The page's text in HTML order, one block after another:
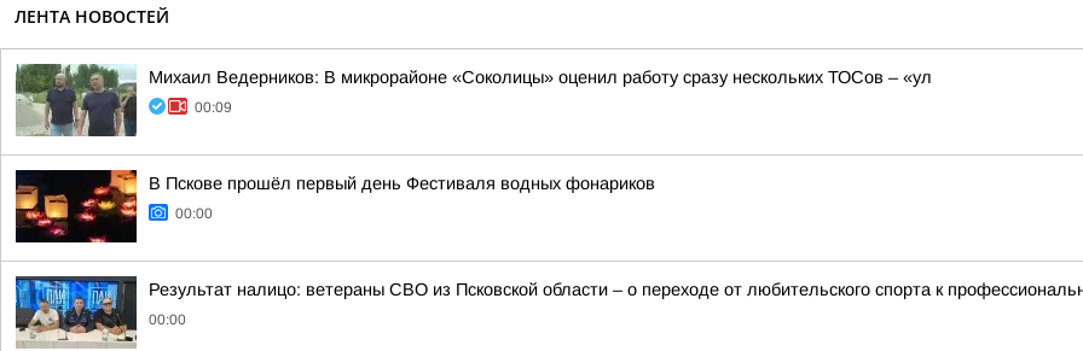
ЛЕНТА НОВОСТЕЙ
Михаил Ведерников: В микрорайоне «Соколицы» оценил работу сразу нескольких ТОСов – «ул
00:09
В Пскове прошёл первый день Фестиваля водных фонариков
00:00
Результат налицо: ветераны СВО из Псковской области – о переходе от любительского спорта к
00:00